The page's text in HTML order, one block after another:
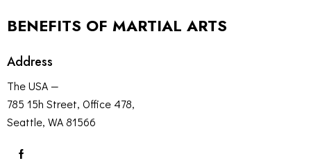
BENEFITS OF MARTIAL ARTS
Address
The USA —
785 15h Street, Office 478,
Seattle, WA 81566